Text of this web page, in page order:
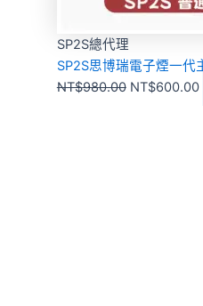
SP2S總代理
SP2S思博瑞電子煙一代
NT$980.00 NT$600.00